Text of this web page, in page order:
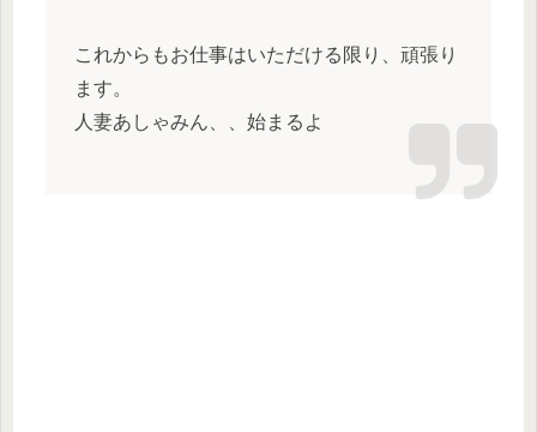
これからもお仕事はいただける限り、頑張り
ます。
人妻あしゃみん、、始まるよ